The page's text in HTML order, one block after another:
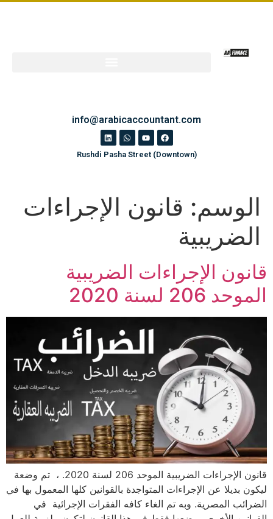
info@arabicaccountant.com
Rushdi Pasha Street (Downtown)
الوسم: قانون الإجراءات
الضريبية
قانون الإجراءات الضريبية
الموحد 206 لسنة 2020
قانون الإجراءات الضريبية الموحد 206 لسنة 2020. ، تم وضعة
ليكون بديلا عن الإجراءات المتواجدة بالقوانين كلها المعمول بها في
الضرائب المصرية. وبه تم الغاء كافه الفقرات الإجرائية في